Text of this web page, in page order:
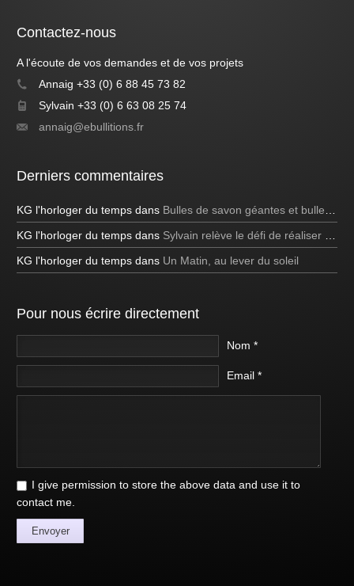
Contactez-nous
A l'écoute de vos demandes et de vos projets
Annaig +33 (0) 6 88 45 73 82
Sylvain +33 (0) 6 63 08 25 74
annaig@ebullitions.fr
Derniers commentaires
KG l'horloger du temps dans Bulles de savon géantes et bulles bleues
KG l'horloger du temps dans Sylvain relève le défi de réaliser une bulle de savon carrée à la télévision!
KG l'horloger du temps dans Un Matin, au lever du soleil
Pour nous écrire directement
Nom *
Email *
I give permission to store the above data and use it to
contact me.
Envoyer